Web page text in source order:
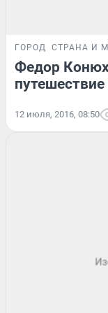
ГОРОД СТРАНА И
Федор
12 июля, 2016, 08:50